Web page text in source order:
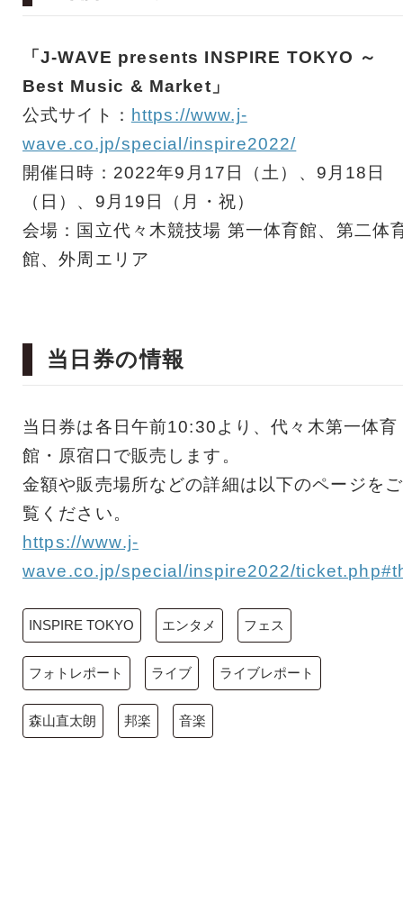
「J-WAVE presents INSPIRE TOKYO ～
Best Music & Market」
公式サイト： https://www.j-
wave.co.jp/special/inspire2022/
開催日時：2022年9月17日（土）、9月18日
（日）、9月19日（月・祝）
会場：国立代々木競技場 第一体育館、第二体
館、外周エリア
当日券の情報
当日券は各日午前10:30より、代々木第一体育
館・原宿口で販売します。
金額や販売場所などの詳細は以下のページをご
覧ください。
https://www.j-
wave.co.jp/special/inspire2022/
INSPIRE TOKYO エンタメ フェス
フォトレポート ライブ ライブレポート
森山直太朗 邦楽 音楽